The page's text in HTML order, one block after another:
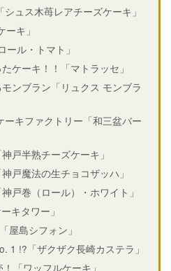
ュス木苺レアチーズケーキ」
キ」
ル・トマト」
ケーキ！！「マトラッセ」
ンブラン「リュクス モンブラ
ーキファクトリー「和三盆バー
戸半熟チーズケーキ」
戸魔法の生チョコザッハ」
戸巻（ロール）・ホワイト」
キタワー」
屋島シフォン」
1 !?「ザクザク長崎カステラ」
「ワッフルケーキ」